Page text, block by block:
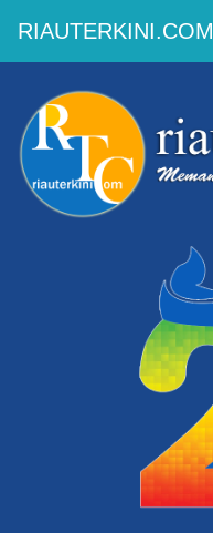
RIAUTERKINI.COM